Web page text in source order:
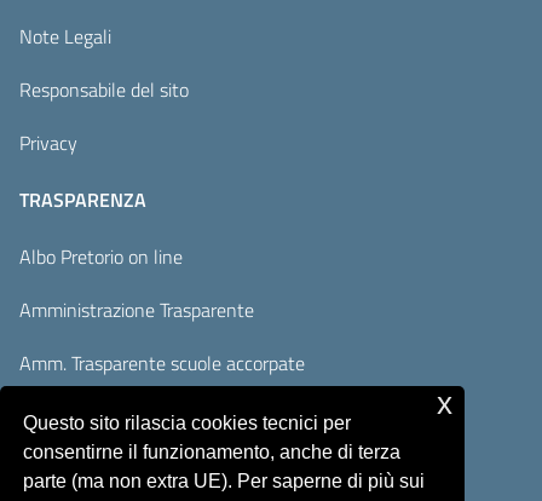
Note Legali
Responsabile del sito
Privacy
TRASPARENZA
Albo Pretorio on line
Amministrazione Trasparente
Amm. Trasparente scuole accorpate
Adempimenti AVCP / ANAC
Accesso Civico
Questo sito rilascia cookies tecnici per
consentirne il funzionamento, anche di terza
parte (ma non extra UE). Per saperne di più sui
x